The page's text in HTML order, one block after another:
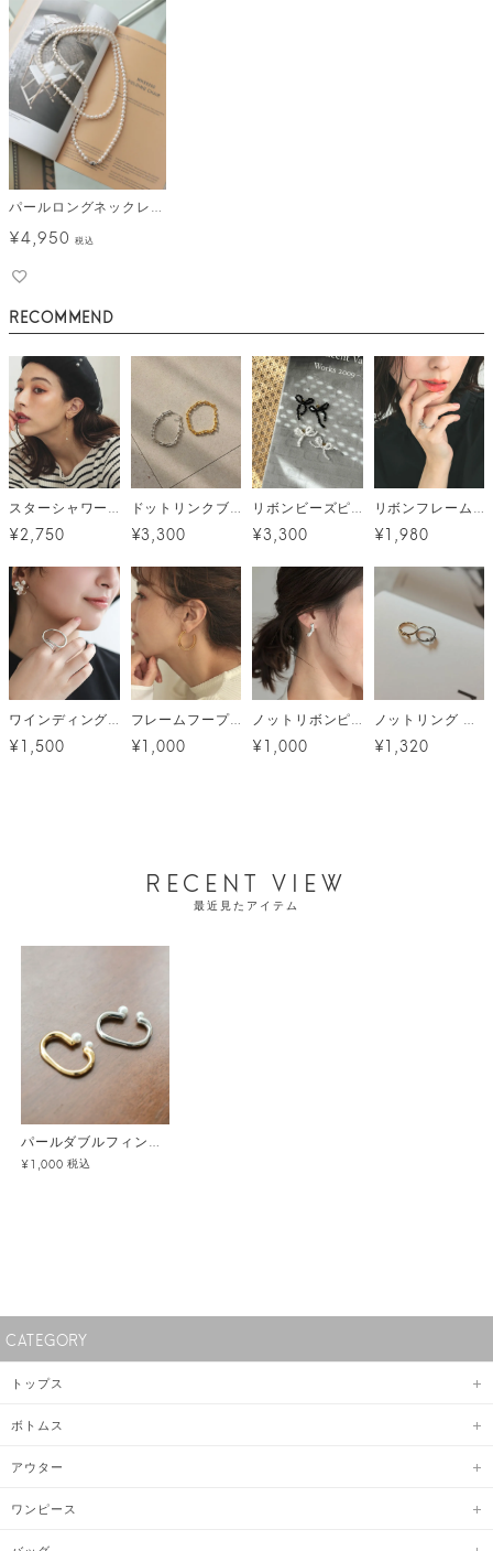
¥4,950 税込
RECOMMEND
スターシャワーピアス メール便
¥2,750
ドットリンクブレスレット メール便
¥3,300
リボンビーズピアス メール便
¥3,300
リボンフレームリング メール便
¥1,980
¥1,500
フレームフープピアス メール便
¥1,000 ¥1,000 ¥1,320
RECENT VIEW
最近見たアイテム
パールダブルフィンガーリング メール便
¥1,000 税込
CATEGORY
トップス
ボトムス
アウター
ワンピース